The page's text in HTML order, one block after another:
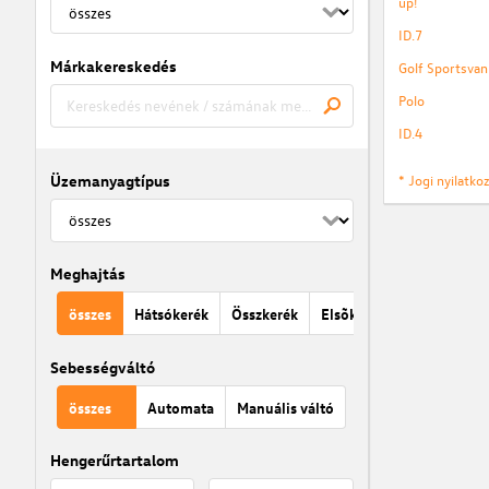
Márkakereskedés
Üzemanyagtípus
Meghajtás
összes Hátsókerék Összkerék Elsõkerék
Sebességváltó
összes Automata Manuális váltó
Hengerűrtartalom
ID.7
Golf Sportsvan
Polo
ID.4
* Jogi